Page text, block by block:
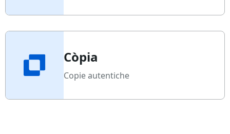
Còpia
Copie autentiche